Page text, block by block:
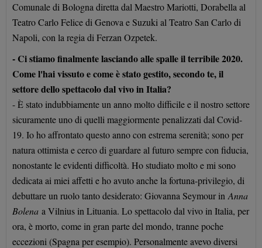
Comunale di Bologna diretta dal Maestro Mariotti, Dorabella al
Teatro Carlo Felice di Genova e Suzuki al Teatro San Carlo di
Napoli, con la regia di Ferzan Ozpetek.
- Ci stiamo finalmente lasciando alle spalle il terribile 2020.
Come l'hai vissuto e come è stato gestito, secondo te, il
settore dello spettacolo dal vivo in Italia?
- È stato indubbiamente un anno molto difficile e il nostro settore
sicuramente uno di quelli maggiormente penalizzati dal Covid-
19. Io ho affrontato questo anno con estrema serenità; sono per
natura ottimista e cerco di guardare al futuro sempre con fiducia,
nonostante le evidenti difficoltà. Ho studiato molto e mi sono
dedicata ai miei affetti e ho avuto anche la fortuna-privilegio, di
debuttare un ruolo tanto desiderato: Giovanna Seymour in Anna
Bolena a Vilnius in Lituania. Lo spettacolo dal vivo in Italia, per
ora, è morto, come in gran parte del mondo, tranne poche
eccezioni (Spagna per esempio). Personalmente avevo diversi